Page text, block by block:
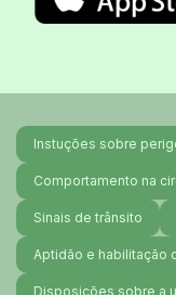
Instuções sobre
Comportamento na
Sinais de trânsito
Aptidão e habilitação
Disposições sobre a